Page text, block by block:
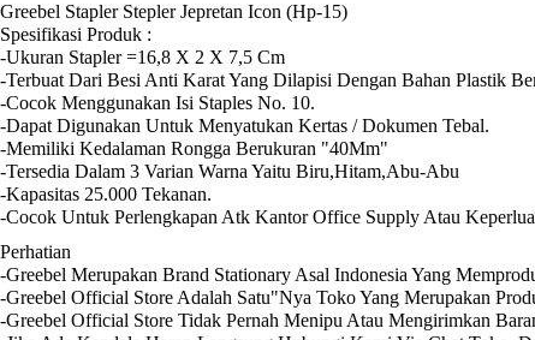
Greebel Stapler Stepler Jepretan Icon (Hp-15)
Spesifikasi Produk :
-Ukuran Stapler =16,8 X 2 X 7,5 Cm
-Terbuat Dari Besi Anti Karat Yang Dilapisi Dengan Bahan Plastik
-Cocok Menggunakan Isi Staples No. 10.
-Dapat Digunakan Untuk Menyatukan Kertas / Dokumen Tebal.
-Memiliki Kedalaman Rongga Berukuran "40Mm"
-Tersedia Dalam 3 Varian Warna Yaitu Biru,Hitam,Abu-Abu
-Kapasitas 25.000 Tekanan.
-Cocok Untuk Perlengkapan Atk Kantor Office Supply Atau
Perhatian
-Greebel Merupakan Brand Stationary Asal Indonesia Yang
-Greebel Official Store Adalah Satu"Nya Toko Yang Merupakan
-Greebel Official Store Tidak Pernah Menipu Atau Mengirimkan